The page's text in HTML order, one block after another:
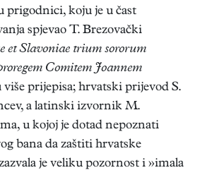
prigodnici, koju je u čast
spjevao T. Brezovački
et Slavoniae trium sororum
Comitem Joannem
više prijepisa; hrvatski prijevod S.
a latinski izvornik M.
u kojoj je dotad nepoznati
bana da zaštiti hrvatske
je veliku pozornost i »imala